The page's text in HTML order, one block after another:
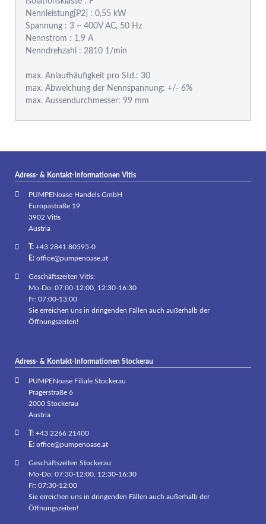
Nennleistung[P2] : 0,55 kW
Spannung : 3 ~ 400V AC, 50 Hz
Nennstrom : 1,9 A
Nenndrehzahl : 2810 1/min
max. Anlaufhäufigkeit pro Std.: 30
max. Abweichung der Nennspannung: +/- 6%
Adress- & Kontakt-Informationen Vitis
PUMPENoase Handels GmbH
Europastraße 19
3902 Vitis
Austria
T:+43 2841 80595-0
E: office@pumpenoase.at
Geschäftszeiten Vitis:
Mo-Do: 07:00-12:00, 12:30-16:30
Fr: 07:00-13:00
Sie erreichen uns in dringenden Fällen auch außerhalb der
Öffnungszeiten!
Adress- & Kontakt-Informationen Stockerau
PUMPENoase Filiale Stockerau
Pragerstraße 6
2000 Stockerau
Austria
T:+43 2266 21400
E: office@pumpenoase.at
Geschäftszeiten Stockerau:
Mo-Do: 07:30-12:00, 12:30-16:30
Fr: 07:30-12:00
Sie erreichen uns in dringenden Fällen auch außerhalb der
Öffnungszeiten!